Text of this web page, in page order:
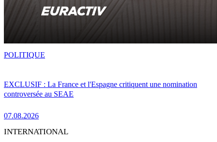
EXCLUSIF : La France et l'Espagne critiquent une nomination
controversée au SEAE
07.08.2026
POLITIQUE
INTERNATIONAL